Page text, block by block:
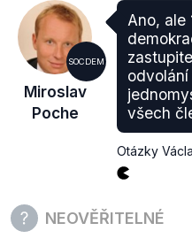
hl. m. Prahy“
Pro: 16 Proti: 29 Zdr. 16
Nebylo přijato.
Protinávrh člena ZHMP
usnesení ve znění:
„Zastupitelstvo HMP
z funkce radní hl. m.
Pro: 16 Proti: 32 Zdr. 13
Nebylo přijato."Sociální
odvolat již na
další členku rady města,
SOCDEM
Miroslav
Poche
Ano, ale
všech
Otázky
NEOVĚŘITELNÉ